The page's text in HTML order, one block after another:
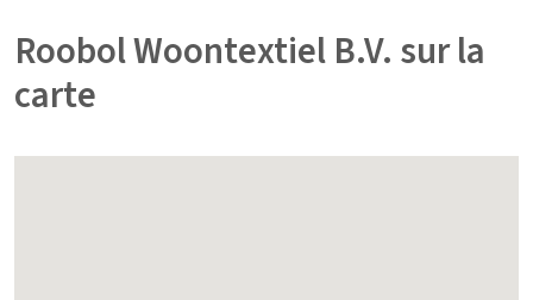
Roobol Woontextiel B.V. sur la
carte